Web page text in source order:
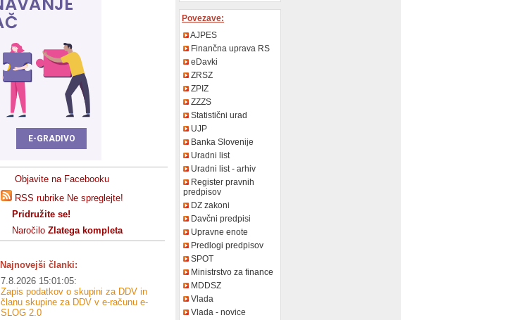
Objavite na Facebooku
RSS rubrike Ne spreglejte!
Pridružite se!
Naročilo Zlatega kompleta
Najnovejši članki:
7.8.2026 15:01:05:
Zapis podatkov o skupini za DDV in
članu skupine za DDV v e-računu e-
SLOG 2.0
Povezave:
AJPES
Finančna uprava RS
eDavki
ZRSZ
ZPIZ
ZZZS
Statistični urad
UJP
Banka Slovenije
Uradni list
Uradni list - arhiv
Register pravnih
predpisov
DZ zakoni
Davčni predpisi
Upravne enote
Predlogi predpisov
SPOT
Ministrstvo za finance
MDDSZ
Vlada
Vlada - novice